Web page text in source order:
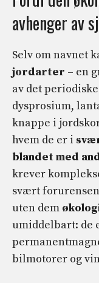
avhenger av
Selv om navnet
jordarter – en
av det
dysprosium,
knappe i
hvem de er i
blandet med
krever
svært
uten dem
umiddelbart: de
bilmotorer og